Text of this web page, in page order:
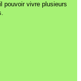
pouvoir vivre plusieurs